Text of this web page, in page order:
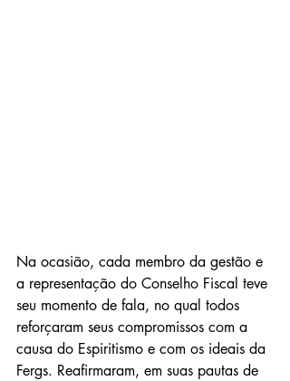
Na ocasião, cada membro da gestão e
a representação do Conselho Fiscal teve
seu momento de fala, no qual todos
reforçaram seus compromissos com a
causa do Espiritismo e com os ideais da
Fergs. Reafirmaram, em suas pautas de